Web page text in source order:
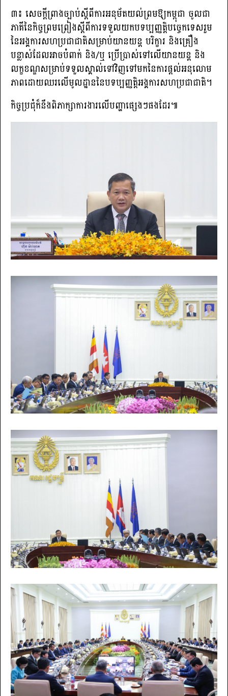
៣៖ សេចក្តីព្រាងច្បាប់ស្តីពីការអនុម័តយល់ព្រមឱ្យកម្ពុជា ចូលជា
ភាគីនៃកិច្ចព្រមព្រៀងស្តីពីការទទួលយកបទប្បញ្ញត្តិបច្ចេកទេសរួម
នៃអង្គការសហប្រជាជាតិសម្រាប់យានយន្ត បរិក្ខារ និងគ្រឿង
បន្លាស់ដែលអាចបំពាក់ និង/ឬ ប្រើប្រាស់ទៅលើយានយន្ត និង
លក្ខខណ្ឌសម្រាប់ទទួលស្គាល់ទៅវិញទៅមកនៃការផ្តល់អនុលោម
ភាពដោយឈរលើមូលដ្ឋាននៃបទប្បញ្ញត្តិអង្គការសហប្រជាជាតិ។
កិច្ចប្រជុំក៏នឹងពិភាក្សាការងារលើបញ្ហាផ្សេងៗផងដែរ៕